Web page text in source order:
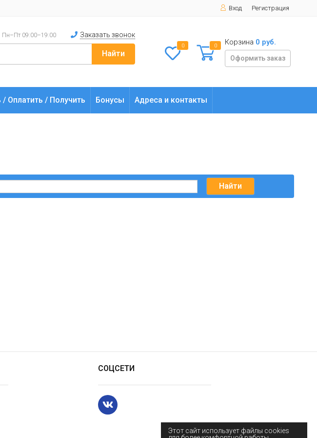
Этот сайт использует файлы cookies
Вход Регистрация
Пн–Пт 09:00–19:00 Заказать звонок
Найти
0 0 Корзина 0 руб.
Оформить заказ
/ Оплатить / Получить Бонусы Адреса и контакты
СОЦСЕТИ